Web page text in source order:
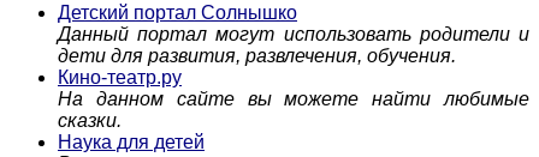
Детский портал Солнышко
Данный портал могут использовать родители и
дети для развития, развлечения, обучения.
Кино-театр.ру
На данном сайте вы можете найти любимые
сказки.
Наука для детей